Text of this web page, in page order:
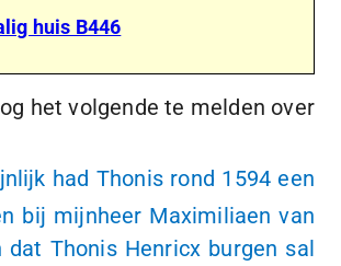
huis B446
het volgende te melden over
had Thonis rond 1594 een
bij mijnheer Maximiliaen van
Thonis Henricx burgen sal